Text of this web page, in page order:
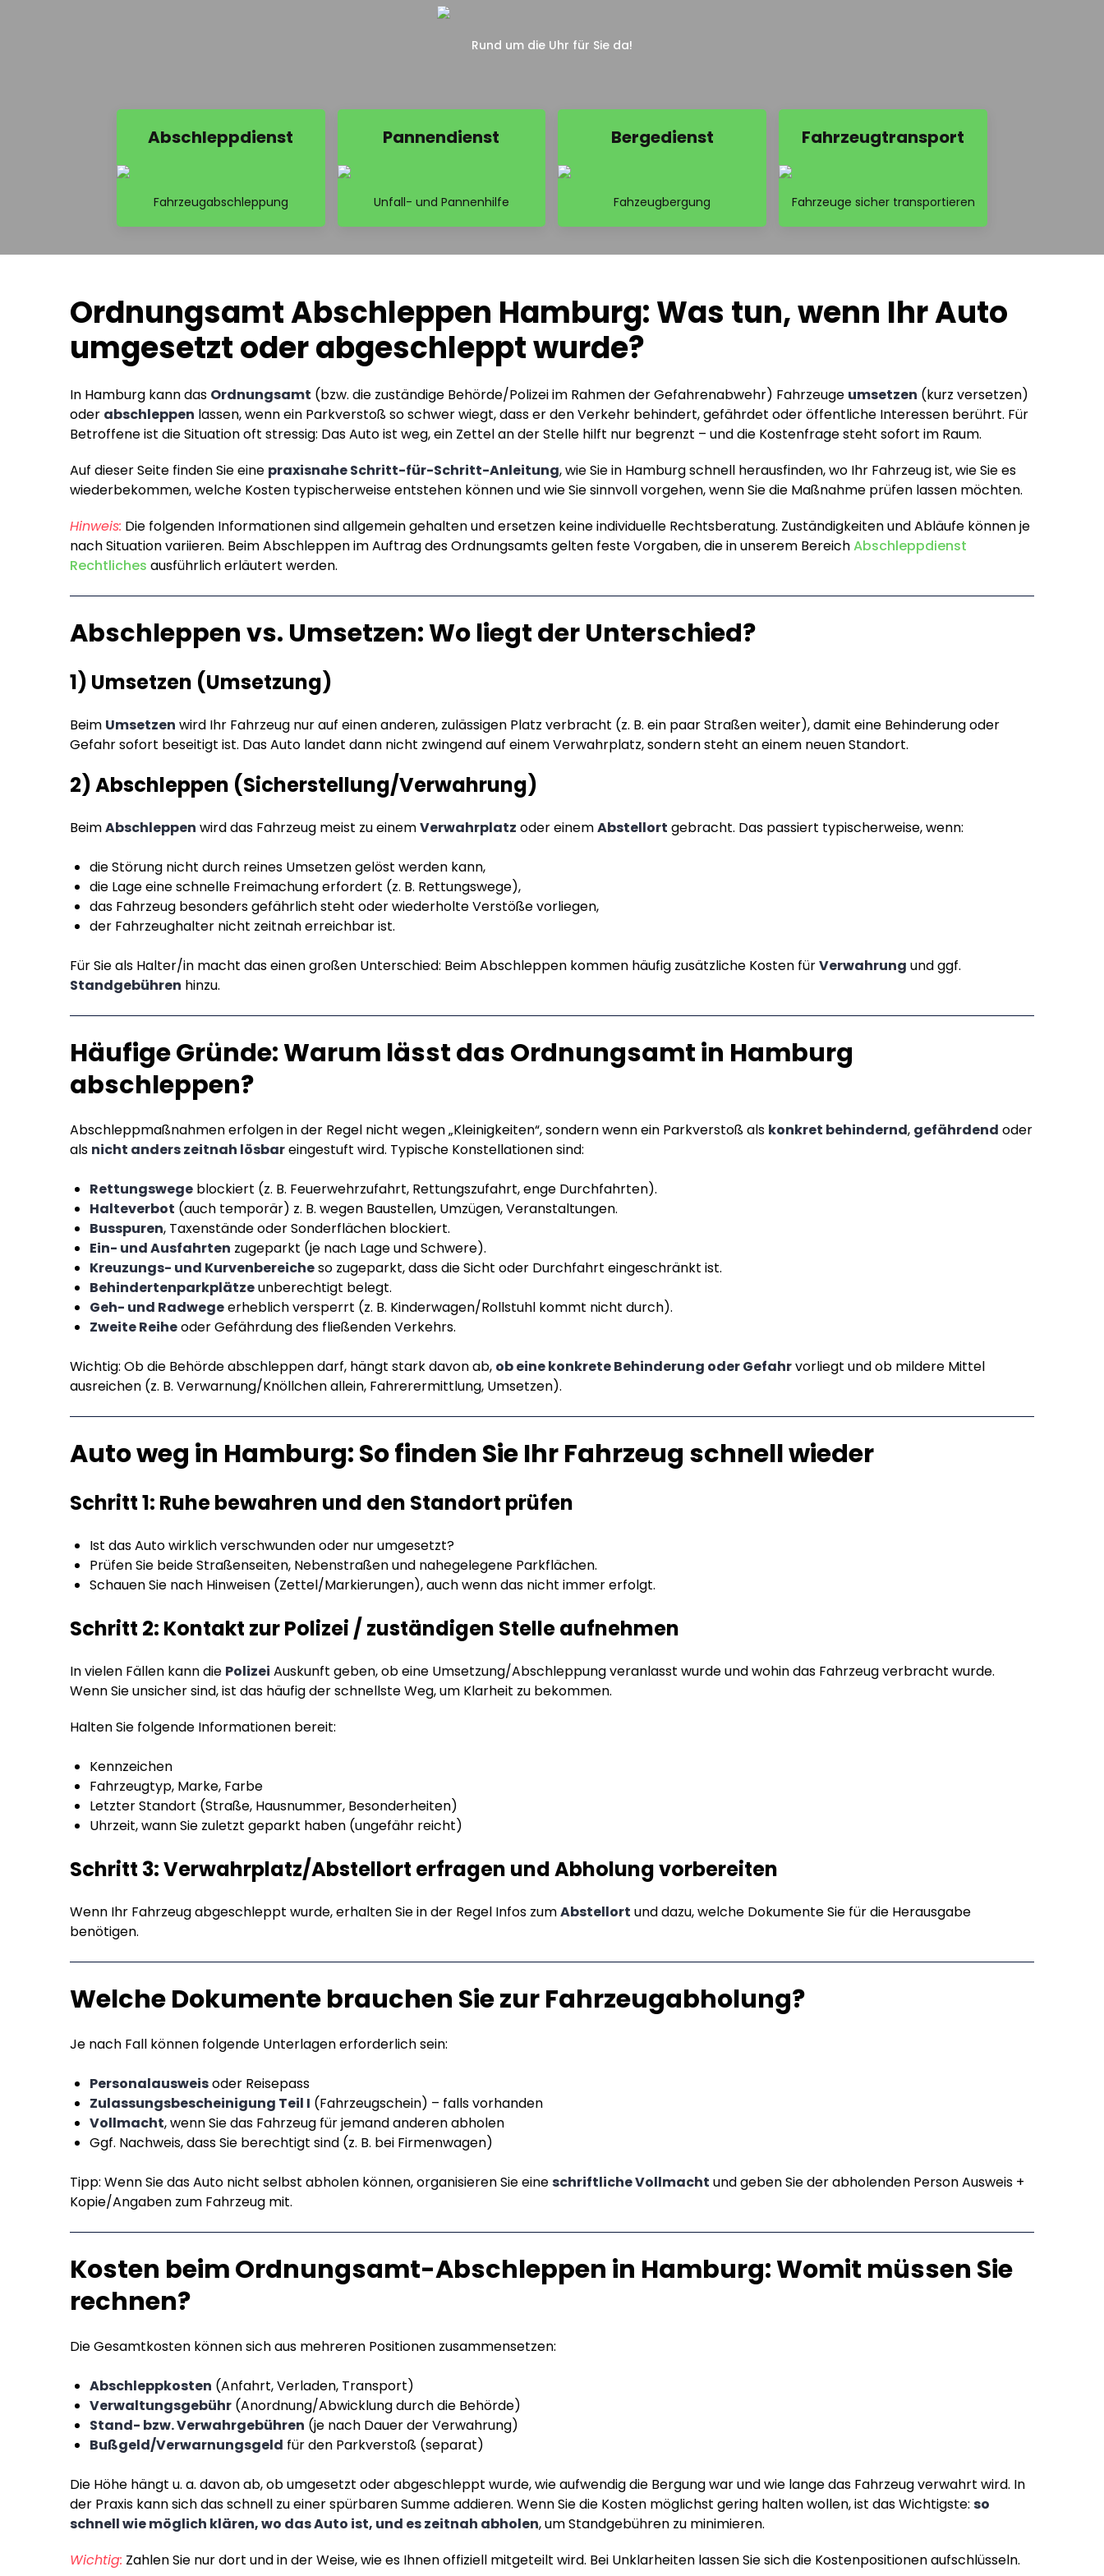
Rund um die Uhr für Sie da!
Abschleppdienst
Fahrzeugabschleppung
Pannendienst
Unfall- und Pannenhilfe
Bergedienst
Fahzeugbergung
Fahrzeugtransport
Fahrzeuge sicher transportieren
Ordnungsamt Abschleppen Hamburg: Was tun, wenn Ihr Auto
umgesetzt oder abgeschleppt wurde?
In Hamburg kann das Ordnungsamt (bzw. die zuständige Behörde/Polizei im Rahmen der Gefahrenabwehr) Fahrzeuge umsetzen (kurz versetzen)
oder abschleppen lassen, wenn ein Parkverstoß so schwer wiegt, dass er den Verkehr behindert, gefährdet oder öffentliche Interessen berührt. Für
Betroffene ist die Situation oft stressig: Das Auto ist weg, ein Zettel an der Stelle hilft nur begrenzt – und die Kostenfrage steht sofort im Raum.
Auf dieser Seite finden Sie eine praxisnahe Schritt-für-Schritt-Anleitung, wie Sie in Hamburg schnell herausfinden, wo Ihr Fahrzeug ist, wie Sie es
wiederbekommen, welche Kosten typischerweise entstehen können und wie Sie sinnvoll vorgehen, wenn Sie die Maßnahme prüfen lassen möchten.
Hinweis: Die folgenden Informationen sind allgemein gehalten und ersetzen keine individuelle Rechtsberatung. Zuständigkeiten und Abläufe können je
nach Situation variieren. Beim Abschleppen im Auftrag des Ordnungsamts gelten feste Vorgaben, die in unserem BereichAbschleppdienst
Rechtliches ausführlich erläutert werden.
Abschleppen vs. Umsetzen: Wo liegt der Unterschied?
1) Umsetzen (Umsetzung)
Beim Umsetzen wird Ihr Fahrzeug nur auf einen anderen, zulässigen Platz verbracht (z. B. ein paar Straßen weiter), damit eine Behinderung oder
Gefahr sofort beseitigt ist. Das Auto landet dann nicht zwingend auf einem Verwahrplatz, sondern steht an einem neuen Standort.
2) Abschleppen (Sicherstellung/Verwahrung)
BeimAbschleppen wird das Fahrzeug meist zu einemVerwahrplatz oder einemAbstellort gebracht. Das passiert typischerweise, wenn:
die Störung nicht durch reines Umsetzen gelöst werden kann,
die Lage eine schnelle Freimachung erfordert (z. B. Rettungswege),
das Fahrzeug besonders gefährlich steht oder wiederholte Verstöße vorliegen,
der Fahrzeughalter nicht zeitnah erreichbar ist.
Für Sie als Halter/in macht das einen großen Unterschied: Beim Abschleppen kommen häufig zusätzliche Kosten fürVerwahrung und ggf.
Standgebühren hinzu.
Häufige Gründe: Warum lässt das Ordnungsamt in Hamburg
abschleppen?
Abschleppmaßnahmen erfolgen in der Regel nicht wegen „Kleinigkeiten“, sondern wenn ein Parkverstoß als konkret behindernd, gefährdend oder
als nicht anders zeitnah lösbareingestuft wird. Typische Konstellationen sind:
Rettungswege blockiert (z. B. Feuerwehrzufahrt, Rettungszufahrt, enge Durchfahrten).
Halteverbot (auch temporär) z. B. wegen Baustellen, Umzügen, Veranstaltungen.
Busspuren, Taxenstände oder Sonderflächen blockiert.
Ein- und Ausfahrten zugeparkt (je nach Lage und Schwere).
Kreuzungs- und Kurvenbereicheso zugeparkt, dass die Sicht oder Durchfahrt eingeschränkt ist.
Behindertenparkplätzeunberechtigt belegt.
Geh- und Radwegeerheblich versperrt (z. B. Kinderwagen/Rollstuhl kommt nicht durch).
Zweite Reiheoder Gefährdung des fließenden Verkehrs.
Wichtig: Ob die Behörde abschleppen darf, hängt stark davon ab, ob eine konkrete Behinderung oder Gefahrvorliegt und ob mildere Mittel
ausreichen (z. B. Verwarnung/Knöllchen allein, Fahrerermittlung, Umsetzen).
Auto weg in Hamburg: So finden Sie Ihr Fahrzeug schnell wieder
Schritt 1: Ruhe bewahren und den Standort prüfen
Ist das Auto wirklich verschwunden oder nur umgesetzt?
Prüfen Sie beide Straßenseiten, Nebenstraßen und nahegelegene Parkflächen.
Schauen Sie nach Hinweisen (Zettel/Markierungen), auch wenn das nicht immer erfolgt.
Schritt 2: Kontakt zur Polizei / zuständigen Stelle aufnehmen
In vielen Fällen kann die Polizei Auskunft geben, ob eine Umsetzung/Abschleppung veranlasst wurde und wohin das Fahrzeug verbracht wurde.
Wenn Sie unsicher sind, ist das häufig der schnellste Weg, um Klarheit zu bekommen.
Halten Sie folgende Informationen bereit:
Kennzeichen
Fahrzeugtyp, Marke, Farbe
Letzter Standort (Straße, Hausnummer, Besonderheiten)
Uhrzeit, wann Sie zuletzt geparkt haben (ungefähr reicht)
Schritt 3: Verwahrplatz/Abstellort erfragen und Abholung vorbereiten
Wenn Ihr Fahrzeug abgeschleppt wurde, erhalten Sie in der Regel Infos zumAbstellort und dazu, welche Dokumente Sie für die Herausgabe
benötigen.
Welche Dokumente brauchen Sie zur Fahrzeugabholung?
Je nach Fall können folgende Unterlagen erforderlich sein:
Personalausweisoder Reisepass
Zulassungsbescheinigung Teil I (Fahrzeugschein) – falls vorhanden
Vollmacht, wenn Sie das Fahrzeug für jemand anderen abholen
Ggf. Nachweis, dass Sie berechtigt sind (z. B. bei Firmenwagen)
Tipp: Wenn Sie das Auto nicht selbst abholen können, organisieren Sie eineschriftliche Vollmacht und geben Sie der abholenden Person Ausweis +
Kopie/Angaben zum Fahrzeug mit.
Kosten beim Ordnungsamt-Abschleppen in Hamburg: Womit müssen Sie
rechnen?
Die Gesamtkosten können sich aus mehreren Positionen zusammensetzen:
Abschleppkosten (Anfahrt, Verladen, Transport)
Verwaltungsgebühr (Anordnung/Abwicklung durch die Behörde)
Stand- bzw. Verwahrgebühren (je nach Dauer der Verwahrung)
Bußgeld/Verwarnungsgeld für den Parkverstoß (separat)
Die Höhe hängt u. a. davon ab, ob umgesetzt oder abgeschleppt wurde, wie aufwendig die Bergung war und wie lange das Fahrzeug verwahrt wird. In
der Praxis kann sich das schnell zu einer spürbaren Summe addieren. Wenn Sie die Kosten möglichst gering halten wollen, ist das Wichtigste:so
schnell wie möglich klären, wo das Auto ist, und es zeitnah abholen, um Standgebühren zu minimieren.
Wichtig: Zahlen Sie nur dort und in der Weise, wie es Ihnen offiziell mitgeteilt wird. Bei Unklarheiten lassen Sie sich die Kostenpositionen aufschlüsseln.